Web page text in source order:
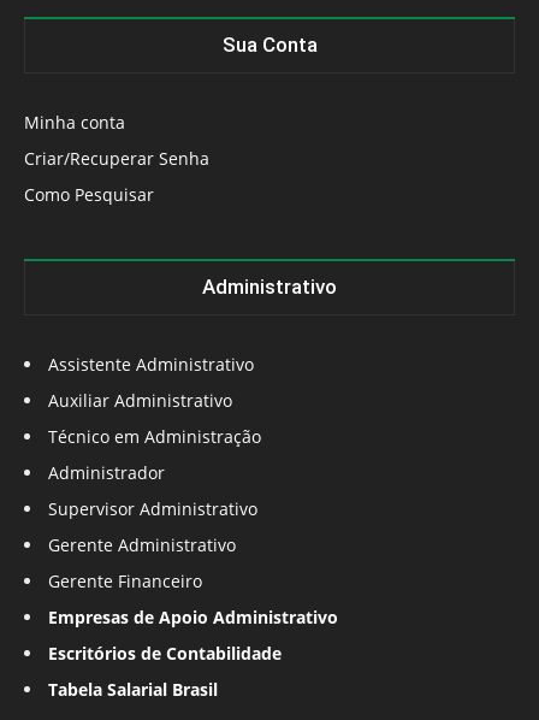
Sua Conta
Minha conta
Criar/Recuperar Senha
Como Pesquisar
Administrativo
Assistente Administrativo
Auxiliar Administrativo
Técnico em Administração
Administrador
Supervisor Administrativo
Gerente Administrativo
Gerente Financeiro
Empresas de Apoio Administrativo
Escritórios de Contabilidade
Tabela Salarial Brasil